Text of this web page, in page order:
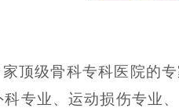
顶级骨科专科医院的
专业、运动损伤专业